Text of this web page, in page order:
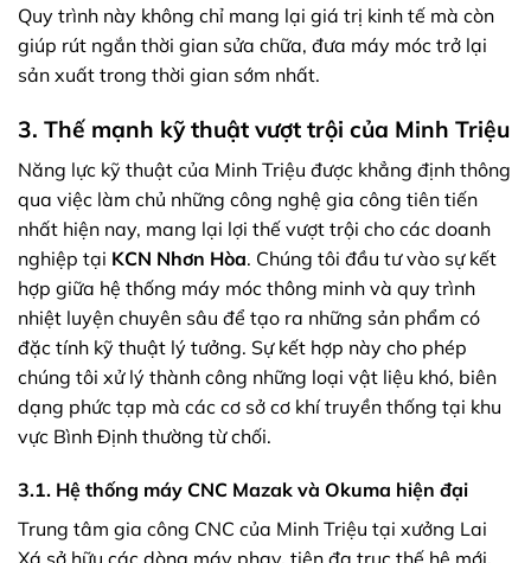
Quy trình này không chỉ mang lại giá trị kinh tế mà còn
giúp rút ngắn thời gian sửa chữa, đưa máy móc trở lại
sản xuất trong thời gian sớm nhất.
3. Thế mạnh kỹ thuật vượt trội của Minh Triệu
Năng lực kỹ thuật của Minh Triệu được khẳng định thông
qua việc làm chủ những công nghệ gia công tiên tiến
nhất hiện nay, mang lại lợi thế vượt trội cho các doanh
nghiệp tại KCN Nhơn Hòa. Chúng tôi đầu tư vào sự kết
hợp giữa hệ thống máy móc thông minh và quy trình
nhiệt luyện chuyên sâu để tạo ra những sản phẩm có
đặc tính kỹ thuật lý tưởng. Sự kết hợp này cho phép
chúng tôi xử lý thành công những loại vật liệu khó, biên
dạng phức tạp mà các cơ sở cơ khí truyền thống tại khu
vực Bình Định thường từ chối.
3.1. Hệ thống máy CNC Mazak và Okuma hiện đại
Trung tâm gia công CNC của Minh Triệu tại xưởng Lai